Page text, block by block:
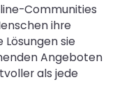
Communities
ihre
sie
Angeboten
als jede